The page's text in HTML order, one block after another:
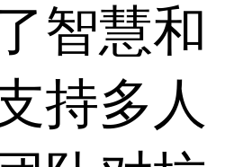
智慧和
持多人